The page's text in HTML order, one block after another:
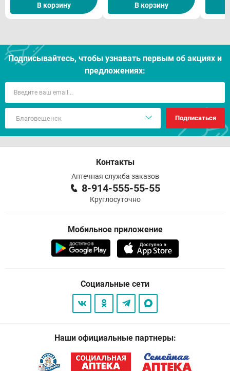
В корзину В корзину
Подписывайтесь, чтобы узнавать первым об акцияx и
предложениях:
Подписаться
Контакты
Аптечная служба заказов
8-914-555-55-55
Круглосуточно
Мобильное приложение
Социальные сети
Наши официальные партнеры: